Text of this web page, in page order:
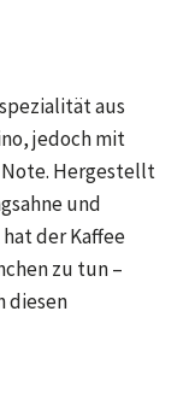
aus
jedoch mit
Note. Hergestellt
und
der Kaffee
zu tun –
diesen